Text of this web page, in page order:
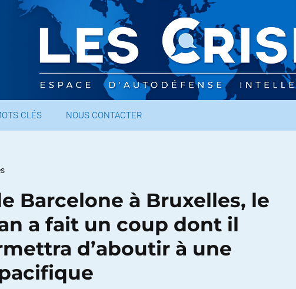
CLÉS NOUS CONTACTER
Barcelone à Bruxelles, le
a fait un coup dont il
d’aboutir à une